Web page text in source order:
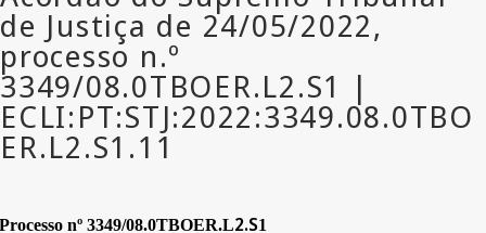
Processo nº 3349/08.0TBOER.L2.S1